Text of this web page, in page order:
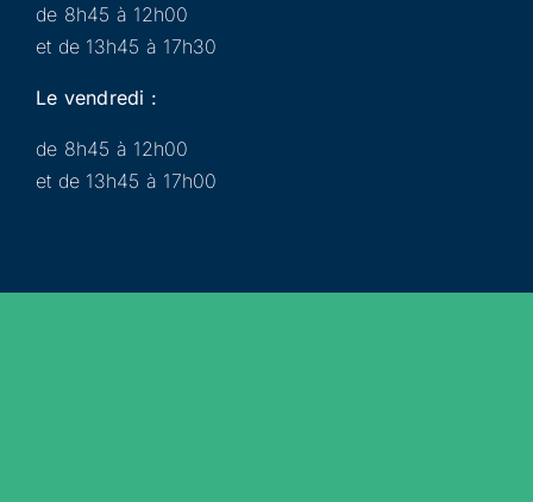
de 8h45 à 12h00
et de 13h45 à 17h30
Le vendredi :
de 8h45 à 12h00
et de 13h45 à 17h00